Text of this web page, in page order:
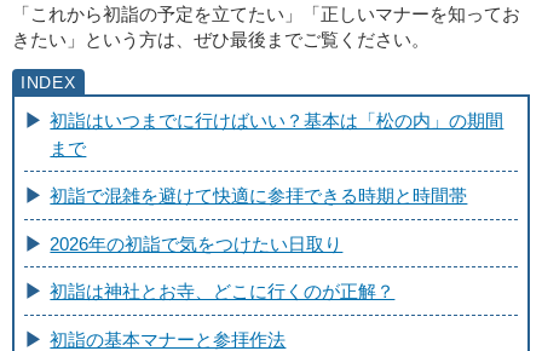
「これから初詣の予定を立てたい」「正しいマナーを知ってお
きたい」という方は、ぜひ最後までご覧ください。
初詣はいつまでに行けばいい？基本は「松の内」の期間
まで
初詣で混雑を避けて快適に参拝できる時期と時間帯
2026年の初詣で気をつけたい日取り
初詣は神社とお寺、どこに行くのが正解？
初詣の基本マナーと参拝作法